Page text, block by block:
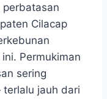
Cilacap
Permukiman
sering
jauh dari